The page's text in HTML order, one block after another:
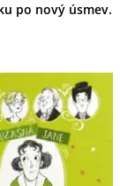
po nový úsmev.